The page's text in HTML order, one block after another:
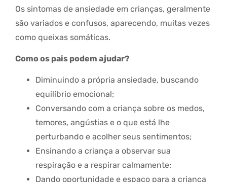
Os sintomas de ansiedade em crianças, geralmente
são variados e confusos, aparecendo, muitas vezes
como queixas somáticas.
Como os pais podem ajudar?
Diminuindo a própria ansiedade, buscando
equilíbrio emocional;
Conversando com a criança sobre os medos,
temores, angústias e o que está lhe
perturbando e acolher seus sentimentos;
Ensinando a criança a observar sua
respiração e a respirar calmamente;
Dando oportunidade e espaço para a criança